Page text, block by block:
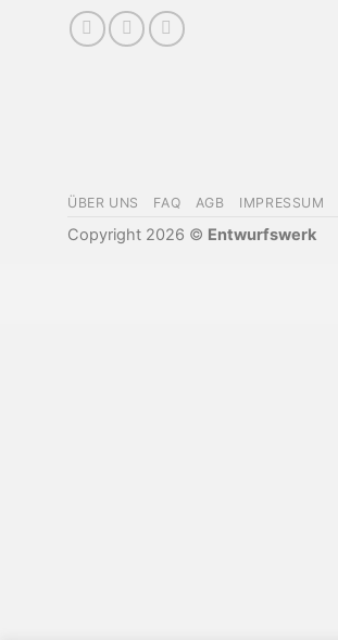
ÜBER UNS FAQ AGB IMPRESSUM
Copyright 2026 © Entwurfswerk